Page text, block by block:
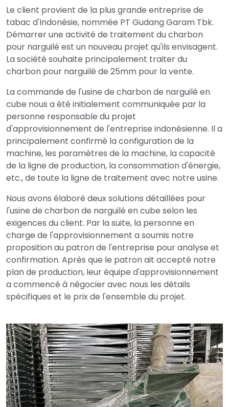
Le client provient de la plus grande entreprise de
tabac d'Indonésie, nommée PT Gudang Garam Tbk.
Démarrer une activité de traitement du charbon
pour narguilé est un nouveau projet qu'ils envisagent.
La société souhaite principalement traiter du
charbon pour narguilé de 25mm pour la vente.
La commande de l'usine de charbon de narguilé en
cube nous a été initialement communiquée par la
personne responsable du projet
d'approvisionnement de l'entreprise indonésienne. Il a
principalement confirmé la configuration de la
machine, les paramètres de la machine, la capacité
de la ligne de production, la consommation d'énergie,
etc., de toute la ligne de traitement avec notre usine.
Nous avons élaboré deux solutions détaillées pour
l'usine de charbon de narguilé en cube selon les
exigences du client. Par la suite, la personne en
charge de l'approvisionnement a soumis notre
proposition au patron de l'entreprise pour analyse et
confirmation. Après que le patron ait accepté notre
plan de production, leur équipe d'approvisionnement
a commencé à négocier avec nous les détails
spécifiques et le prix de l'ensemble du projet.